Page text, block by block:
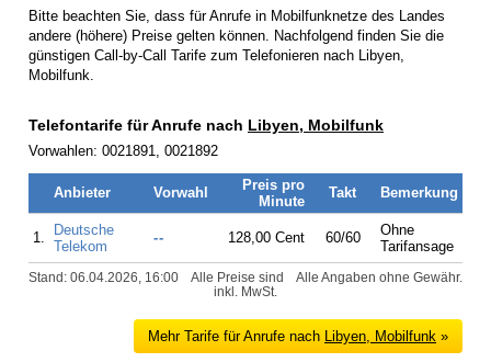
Bitte beachten Sie, dass für Anrufe in Mobilfunknetze des Landes
andere (höhere) Preise gelten können. Nachfolgend finden Sie die
günstigen Call-by-Call Tarife zum Telefonieren nach Libyen,
Mobilfunk.
Telefontarife für Anrufe nach Libyen, Mobilfunk
Vorwahlen: 0021891, 0021892
Anbieter Vorwahl
Preis pro
Minute
Takt Bemerkung
1.
Deutsche
Telekom
-- 128,00 Cent 60/60
Ohne
Tarifansage
Stand: 06.04.2026, 16:00 Alle Angaben ohne Gewähr.
Alle Preise sind
inkl. MwSt.
Mehr Tarife für Anrufe nach Libyen, Mobilfunk »